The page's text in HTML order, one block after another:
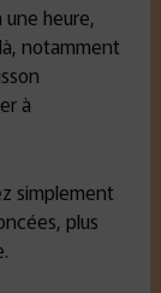
une heure,
notamment
à
simplement
plus